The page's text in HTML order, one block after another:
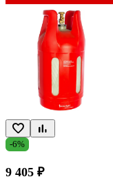
-6%
9 405 ₽